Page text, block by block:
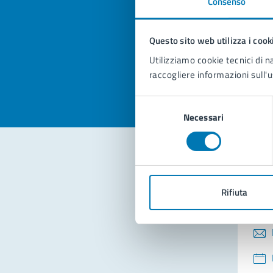
Questo sito web utilizza i
Utilizziamo cookie tecnici di
raccogliere informazioni
consenso
Necessari
Rifiuta